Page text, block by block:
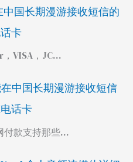
中国长期漫游接收短信的
卡
VISA，JC…
中国长期漫游接收短信
话卡
付款支持那些…